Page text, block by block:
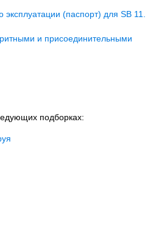
эксплуатации (паспорт) для SB 11.
и присоединительными
подборках: